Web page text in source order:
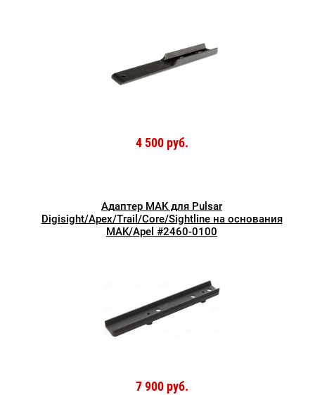
4 500 руб.
Адаптер MAK для Pulsar
Digisight/Apex/Trail/Core/Sightline на основания
MAK/Apel #2460-0100
7 900 руб.